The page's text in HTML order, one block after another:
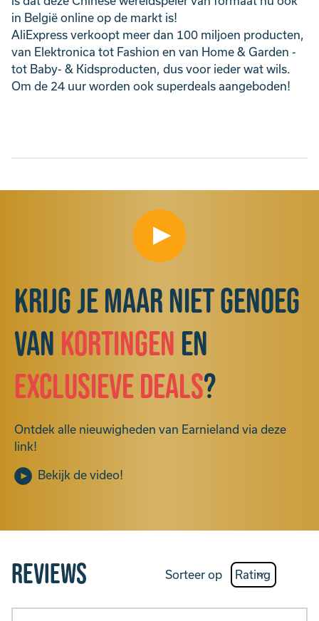
in België online op de markt is!
AliExpress verkoopt meer dan 100 miljoen producten,
van Elektronica tot Fashion en van Home & Garden -
tot Baby- & Kidsproducten, dus voor ieder wat wils.
Om de 24 uur worden ook superdeals aangeboden!
Krijg je maar niet genoeg
van kortingen en
exclusieve deals?
Ontdek alle nieuwigheden van Earnieland via deze
link!
Bekijk de video!
Reviews Sorteer op